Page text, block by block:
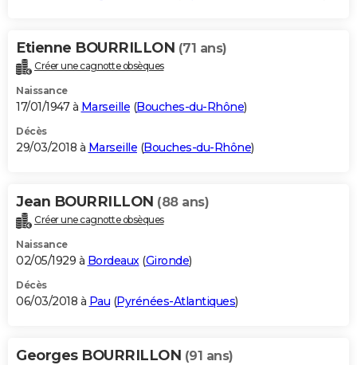
Etienne BOURRILLON (71 ans)
Créer une cagnotte obsèques
Naissance
17/01/1947 à Marseille (Bouches-du-Rhône)
Décès
29/03/2018 à Marseille (Bouches-du-Rhône)
Jean BOURRILLON (88 ans)
Créer une cagnotte obsèques
Naissance
02/05/1929 à Bordeaux (Gironde)
Décès
06/03/2018 à Pau (Pyrénées-Atlantiques)
Georges BOURRILLON (91 ans)